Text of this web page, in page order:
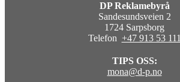
DP Reklamebyrå
Sandesundsveien 2
1724 Sarpsborg
Telefon +47 913 53 111
TIPS OSS:
mona@d-p.no